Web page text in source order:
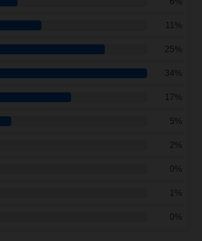
11%
25%
34%
17%
5%
2%
0%
1%
0%